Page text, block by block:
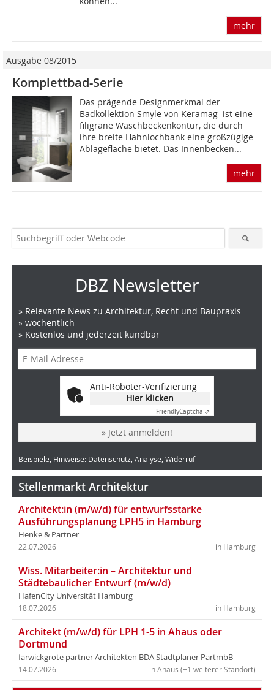
mehr
Ausgabe 08/2015
Komplettbad-Serie
Das prägende Designmerkmal der
Badkollektion Smyle von Keramag ist eine
filigrane Waschbeckenkontur, die durch
ihre breite Hahnlochbank eine großzügige
Ablagefläche bietet. Das Innenbecken...
mehr
DBZ Newsletter
» Relevante News zu Architektur, Recht und Baupraxis
» wöchentlich
» Kostenlos und jederzeit kündbar
Anti-Roboter-Verifizierung
Hier klicken
FriendlyCaptcha ⇗
» Jetzt anmelden!
Beispiele, Hinweise: Datenschutz, Analyse, Widerruf
Stellenmarkt Architektur
Architekt:in (m/w/d) für entwurfsstarke
Ausführungsplanung LPH5 in Hamburg
Henke & Partner
in Hamburg
22.07.2026
Wiss. Mitarbeiter:in – Architektur und
Städtebaulicher Entwurf (m/w/d)
HafenCity Universität Hamburg
in Hamburg
18.07.2026
Architekt (m/w/d) für LPH 1-5 in Ahaus oder
Dortmund
farwickgrote partner Architekten BDA Stadtplaner PartmbB
in Ahaus (+1 weiterer Standort)
14.07.2026